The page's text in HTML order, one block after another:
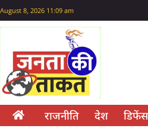
August 8, 2026 11:09 am
राजनीति देश डिफेंस